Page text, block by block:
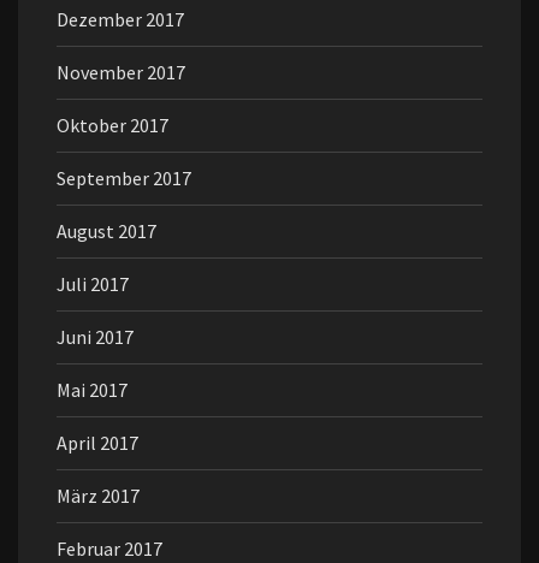
Dezember 2017
November 2017
Oktober 2017
September 2017
August 2017
Juli 2017
Juni 2017
Mai 2017
April 2017
März 2017
Februar 2017